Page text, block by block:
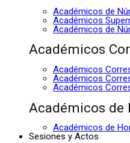
Académicos de
Académicos
Académicos de
Académicos
Académicos
Académicos
Académicos
Académicos de
Académicos de
Sesiones y Actos